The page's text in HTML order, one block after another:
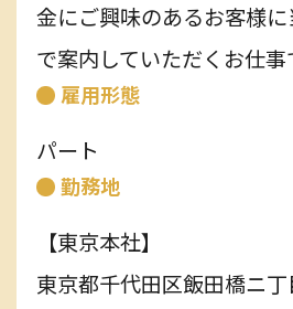
プライバシーポリシー
金にご興味のあるお客様
で案内していただくお仕事
雇用形態
パート
勤務地
【東京本社】
東京都千代田区飯田橋ニ